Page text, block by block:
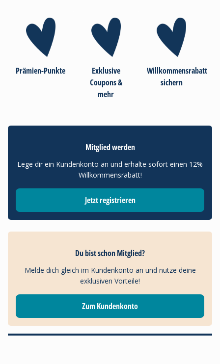
Prämien-Punkte
Exklusive
Coupons &
mehr
Willkommensrabatt
sichern
Mitglied werden
Lege dir ein Kundenkonto an und erhalte sofort einen 12%
Willkommensrabatt!
Jetzt registrieren
Du bist schon Mitglied?
Melde dich gleich im Kundenkonto an und nutze deine
exklusiven Vorteile!
Zum Kundenkonto